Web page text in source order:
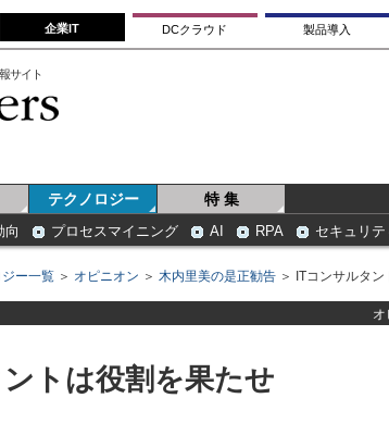
企業IT DCクラウド 製品導入
サイト
テクノロジー 特 集
向 プロセスマイニング AI RPA セキュリテ
ー一覧 ＞ オピニオン ＞ 木内里美の是正勧告 ＞ ITコンサルタ
オ
トは役割を果たせ